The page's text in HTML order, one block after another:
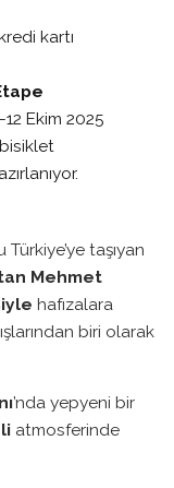
kartı
Ekim 2025
Türkiye’ye taşıyan
Mehmet
hafızalara
biri olarak
’nda yepyeni bir
atmosferinde